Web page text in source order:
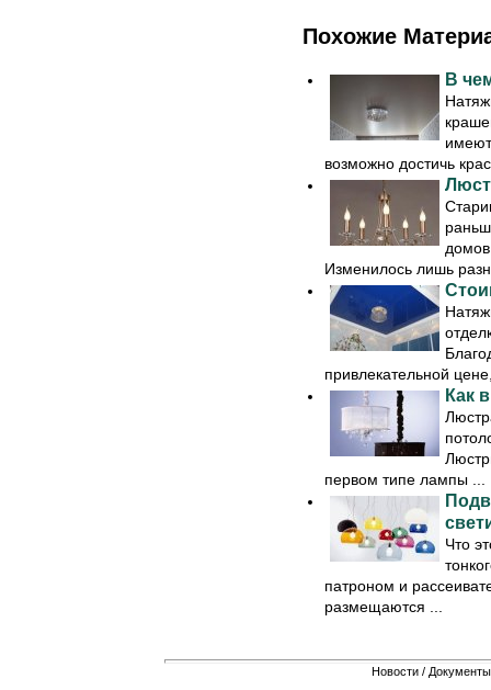
Похожие
В
возможно достичь
Изменилось лишь
привлекательной
Как
первом типе лампы ...
Что
патроном и
размещаются ...
Новости / Документы